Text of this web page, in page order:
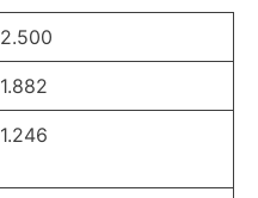
2.500
1.882
1.246